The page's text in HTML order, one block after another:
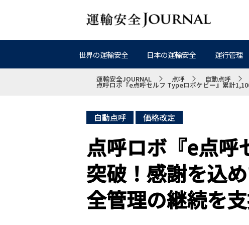
世界の運輸安全 日本の運輸安全 運行管理
運輸安全JOURNAL 点呼 自動点呼
点呼ロボ『e点呼セルフ Typeロボケビー』累計
自動点呼 価格改定
点呼ロボ『e点呼
突破！感謝を込
全管理の継続を